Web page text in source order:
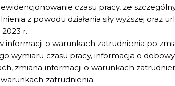
ewidencjonowanie czasu pracy, ze
z powodu działania siły wyższej oraz
r.
informacji o warunkach zatrudnienia po
wymiaru czasu pracy, informacja o
zmiana informacji o warunkach
zatrudnienia.